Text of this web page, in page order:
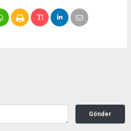
Gönder